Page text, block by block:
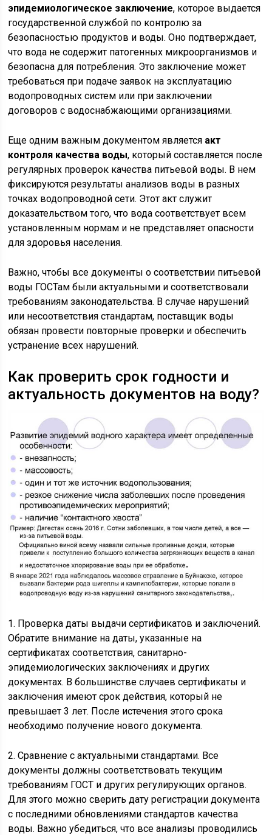
эпидемиологическое заключение, которое выдается
государственной службой по контролю за
безопасностью продуктов и воды. Оно подтверждает,
что вода не содержит патогенных микроорганизмов и
безопасна для потребления. Это заключение может
требоваться при подаче заявок на эксплуатацию
водопроводных систем или при заключении
договоров с водоснабжающими организациями.
Еще одним важным документом является акт
контроля качества воды, который составляется после
регулярных проверок качества питьевой воды. В нем
фиксируются результаты анализов воды в разных
точках водопроводной сети. Этот акт служит
доказательством того, что вода соответствует всем
установленным нормам и не представляет опасности
для здоровья населения.
Важно, чтобы все документы о соответствии питьевой
воды ГОСТам были актуальными и соответствовали
требованиям законодательства. В случае нарушений
или несоответствия стандартам, поставщик воды
обязан провести повторные проверки и обеспечить
устранение всех нарушений.
Как проверить срок годности и
актуальность документов на воду?
1. Проверка даты выдачи сертификатов и заключений.
Обратите внимание на даты, указанные на
сертификатах соответствия, санитарно-
эпидемиологических заключениях и других
документах. В большинстве случаев сертификаты и
заключения имеют срок действия, который не
превышает 3 лет. После истечения этого срока
необходимо получение нового документа.
2. Сравнение с актуальными стандартами. Все
документы должны соответствовать текущим
требованиям ГОСТ и других регулирующих органов.
Для этого можно сверить дату регистрации документа
с последними обновлениями стандартов качества
воды. Важно убедиться, что все анализы проводились